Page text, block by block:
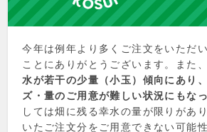
今年は例年より多くご注文をいただ
ことにありがとうございます。また
水が若干の少量（小玉）傾向にあり
ズ・量のご用意が難しい状況にもな
しては畑に残る幸水の量が限りがあ
いたご注文分をご用意できない可能